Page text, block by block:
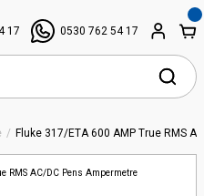
17 0530 762 54 17
Fluke 317/ETA 600 AMP True RMS